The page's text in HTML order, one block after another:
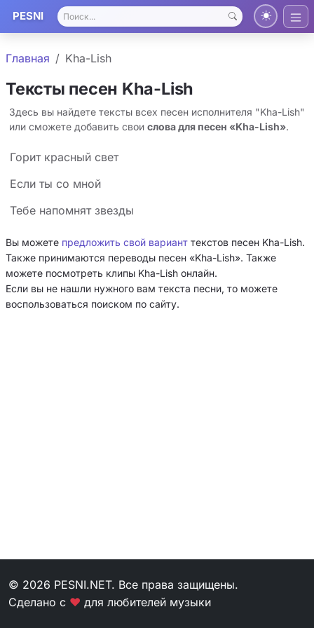
PESNI
Главная Kha-Lish
Тексты песен Kha-Lish
Здесь вы найдете тексты всех песен исполнителя "Kha-Lish"
или сможете добавить свои слова для песен «Kha-Lish».
Горит красный свет
Если ты со мной
Тебе напомнят звезды
Вы можете предложить свой вариант текстов песен Kha-Lish.
Также принимаются переводы песен «Kha-Lish». Также
можете посмотреть клипы Kha-Lish онлайн.
Если вы не нашли нужного вам текста песни, то можете
воспользоваться поиском по сайту.
© 2026 PESNI.NET. Все права защищены.
Сделано с ❤ для любителей музыки